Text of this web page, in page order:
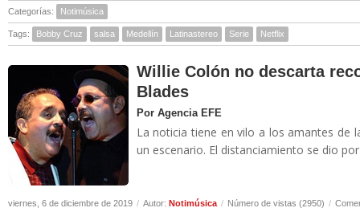
Categorías: Notimúsica
Tags: Bobby Cruz salsa Medellín Latinastereo Serie Netflix
Willie Colón no descarta
Blades
Por Agencia EFE
La noticia tiene en vilo a los amantes de
un escenario. El distanciamiento se dio
viernes, 6 de diciembre de 2019 / Autor: Notimúsica / Número de vistas (2950) /